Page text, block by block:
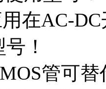
在AC-
！
管可